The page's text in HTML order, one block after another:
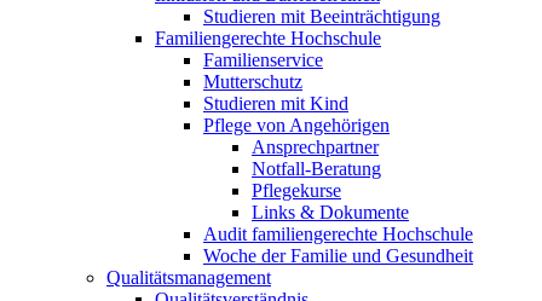
Studieren mit Beeinträchtigung
Familiengerechte Hochschule
Familienservice
Mutterschutz
Studieren mit Kind
Pflege von Angehörigen
Ansprechpartner
Notfall-Beratung
Pflegekurse
Links & Dokumente
Audit familiengerechte Hochschule
Woche der Familie und Gesundheit
Qualitätsmanagement